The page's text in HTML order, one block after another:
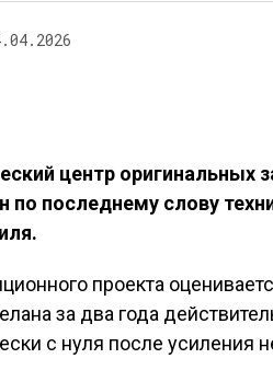
центр оригинальных
по последнему слову
проекта
за два года
с нуля после усиления